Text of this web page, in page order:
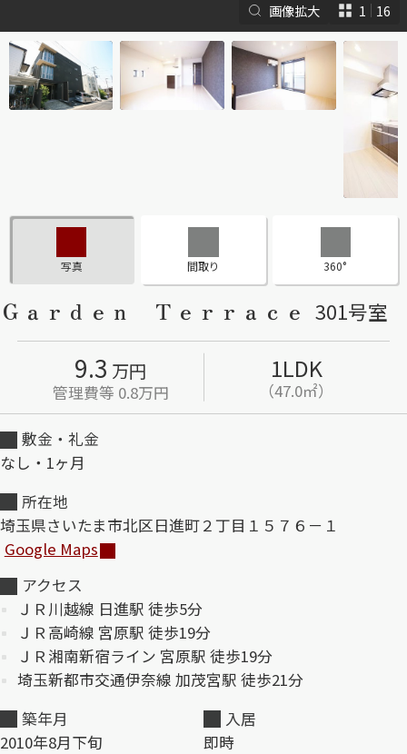
ルームツアー 動画ギャラリー
ShaMaison STYLE
らくらく内見
自立型サービス付き・シニア向け
お問い合わせ・よくある質問
シャーメゾンライフ CLUB
シャーメゾンライフ GUARD
らくらくプラチナ
画像拡大 1 16
写真 間取り 360°
Ｇａｒｄｅｎ Ｔｅｒｒａｃｅ 301号室
9.3 万円
管理費等 0.8万円
1LDK
（47.0㎡）
敷金・礼金
なし・1ヶ月
所在地
埼玉県さいたま市北区日進町２丁目１５７６－１
Google Maps
アクセス
ＪＲ川越線 日進駅 徒歩5分
ＪＲ高崎線 宮原駅 徒歩19分
ＪＲ湘南新宿ライン 宮原駅 徒歩19分
埼玉新都市交通伊奈線 加茂宮駅 徒歩21分
築年月
2010年8月下旬
入居
即時